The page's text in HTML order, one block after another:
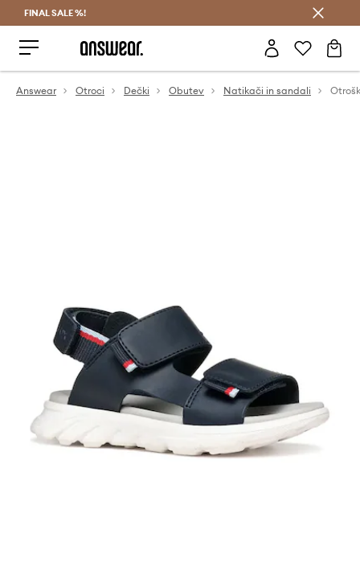
FINAL SALE %!
Answear Otroci Dečki Obutev Natikači in sandali